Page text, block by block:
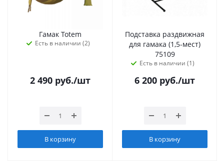
Гамак Totem
Есть в наличии (2)
2 490 руб./шт
В корзину
Подставка раздвижная
для гамака (1,5-мест)
75109
Есть в наличии (1)
6 200 руб./шт
В корзину